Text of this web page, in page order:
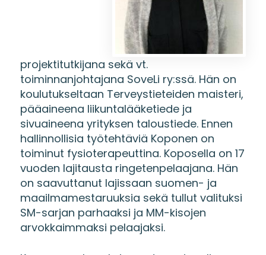
projektitutkijana sekä vt.
toiminnanjohtajana SoveLi ry:ssä. Hän on
koulutukseltaan Terveystieteiden maisteri,
pääaineena liikuntalääketiede ja
sivuaineena yrityksen taloustiede. Ennen
hallinnollisia työtehtäviä Koponen on
toiminut fysioterapeuttina. Koposella on 17
vuoden lajitausta ringetenpelaajana. Hän
on saavuttanut lajissaan suomen- ja
maailmamestaruuksia sekä tullut valituksi
SM-sarjan parhaaksi ja MM-kisojen
arvokkaimmaksi pelaajaksi.